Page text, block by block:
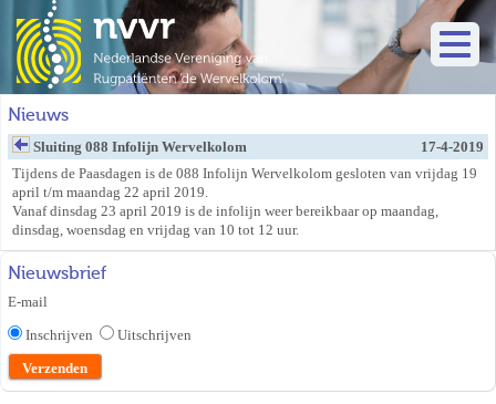
Nieuws
Sluiting 088 Infolijn Wervelkolom
17-4-2019
Tijdens de Paasdagen is de 088 Infolijn Wervelkolom gesloten van vrijdag 19
april t/m maandag 22 april 2019.
Vanaf dinsdag 23 april 2019 is de infolijn weer bereikbaar op maandag,
dinsdag, woensdag en vrijdag van 10 tot 12 uur.
Nieuwsbrief
E-mail
Inschrijven
Uitschrijven